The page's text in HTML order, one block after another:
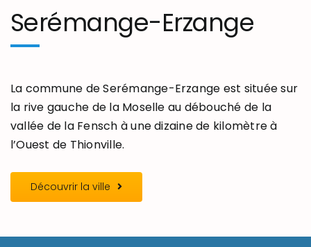
Serémange-Erzange
La commune de Serémange-Erzange est située sur
la rive gauche de la Moselle au débouché de la
vallée de la Fensch à une dizaine de kilomètre à
l’Ouest de Thionville.
Découvrir la ville